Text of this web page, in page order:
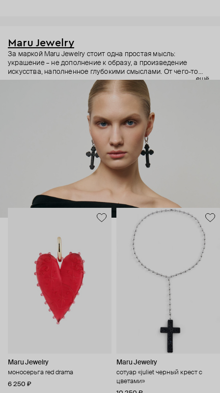
Maru Jewelry
За маркой Maru Jewelry стоит одна простая мысль:
украшение – не дополнение к образу, а произведение
искусства, наполненное глубокими смыслами. От чего-то
очень личного – любви к своему телу – до масштабного –
открытости миру и другим культурам. Основательница
бренда Мария Калемагина не ограничивает себя в выборе
источников вдохновения. Линии женской фигуры,
магические символы и целые направления в искусстве – все
это находит отражение в коллекциях Maru Jewelry.
Украшения Maru Jewelry для тех, кто тоже считает, что арт-
объектам место не только в музеях.
ещё
Maru Jewelry
моносерьга red drama
6 250 ₽
Maru Jewelry
сотуар «juliet черный крест с
цветами»